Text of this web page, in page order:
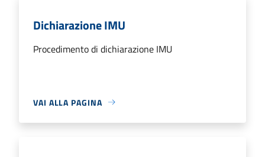
Dichiarazione IMU
Procedimento di dichiarazione IMU
VAI ALLA PAGINA